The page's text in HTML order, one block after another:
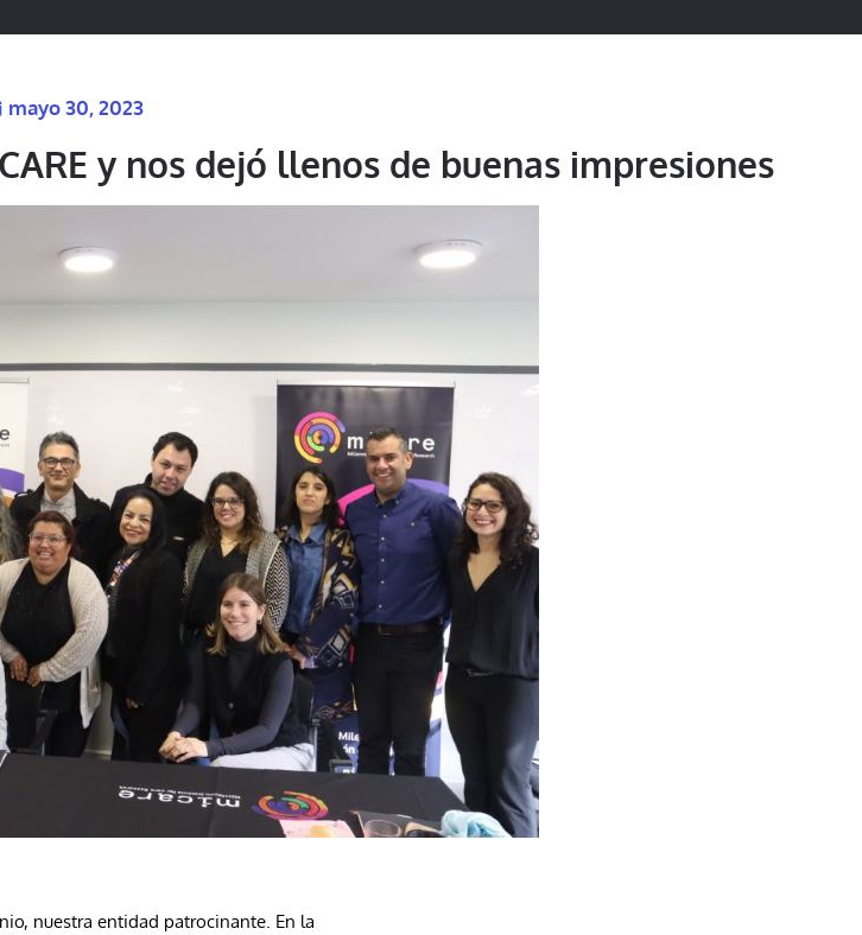
mayo 30, 2023
y nos dejó llenos de buenas impresiones
nuestra entidad patrocinante. En la